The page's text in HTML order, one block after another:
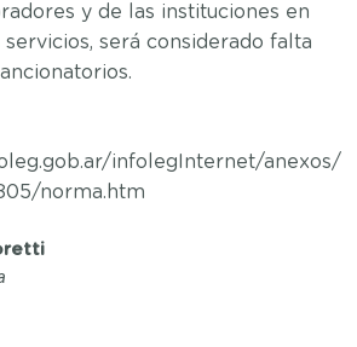
y de las instituciones en
será considerado falta
infolegInternet/anexos/
norma.htm